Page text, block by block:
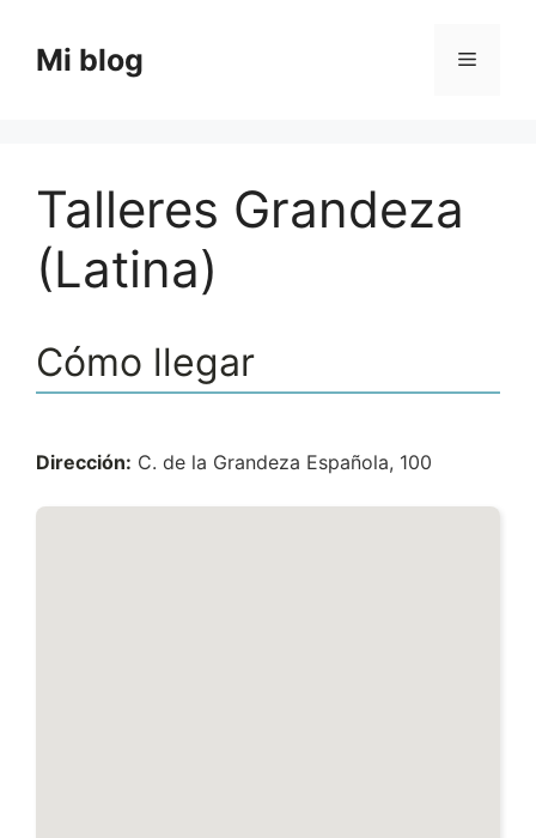
contenido
Mi blog Menú
Talleres Grandeza
(Latina)
Cómo llegar
Dirección: C. de la Grandeza Española, 100